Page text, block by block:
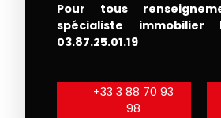
Pour tous
spécialiste
03.87.25.01.19
+33 3 88 70 93
98